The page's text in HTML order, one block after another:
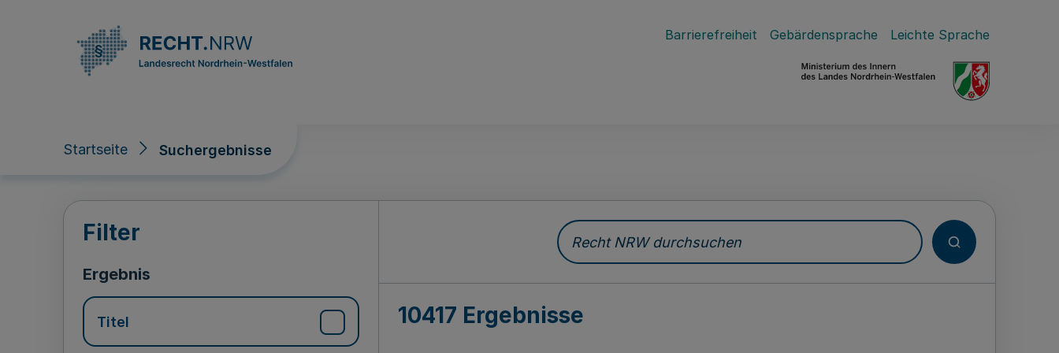
Barrierefreiheit Gebärdensprache Leichte Sprache
Startseite Suchergebnisse
Suchergebnisse
Filter
Ergebnis
Titel
Recht NRW durchsuchen
10417 Ergebnisse